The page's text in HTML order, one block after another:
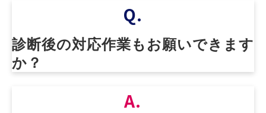
Q.
診断後の対応作業もお願いできます
か？
A.